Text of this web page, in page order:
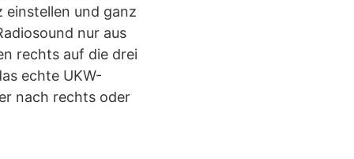
einstellen und ganz
nur aus
rechts auf die drei
echte UKW-
nach rechts oder